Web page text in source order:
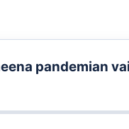
pandemian